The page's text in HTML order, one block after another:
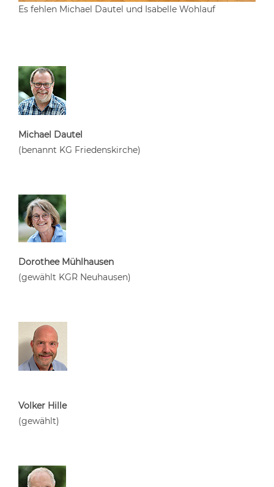
Es fehlen Michael Dautel und Isabelle Wohlauf
Michael Dautel
(benannt KG Friedenskirche)
Dorothee Mühlhausen
(gewählt KGR Neuhausen)
Volker Hille
(gewählt)